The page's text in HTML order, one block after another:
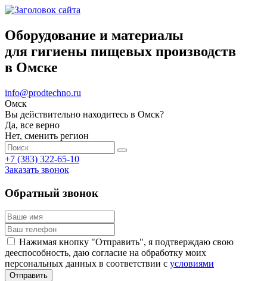
Оборудование и материалы
для гигиены пищевых производств
в Омске
info@prodtechno.ru
Омск
Вы действительно находитесь в Омск?
Да, все верно
Нет, сменить регион
+7 (383) 322-65-10
Заказать звонок
Обратный звонок
Нажимая кнопку "Отправить", я подтверждаю свою
дееспособность, даю согласие на обработку моих
персональных данных в соответствии с условиями